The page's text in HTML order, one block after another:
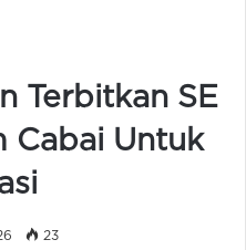
Terbitkan SE
Cabai Untuk
23